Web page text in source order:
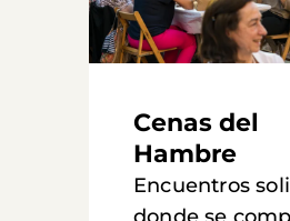
Cenas del
Hambre
Encuentros